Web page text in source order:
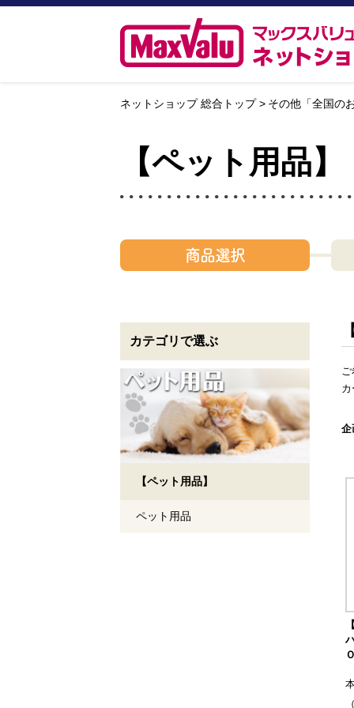
ネットショップ 総合トップ その他「全国の
【ペット用品】
商品選択
カテゴリで選ぶ
【ペット用品】
ペット用品
企